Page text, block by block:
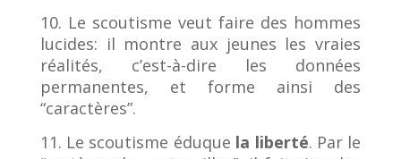
10. Le scoutisme veut faire des hommes
lucides: il montre aux jeunes les vraies
réalités, c’est-à-dire les données
permanentes, et forme ainsi des
“caractères”.
11. Le scoutisme éduque la liberté. Par le